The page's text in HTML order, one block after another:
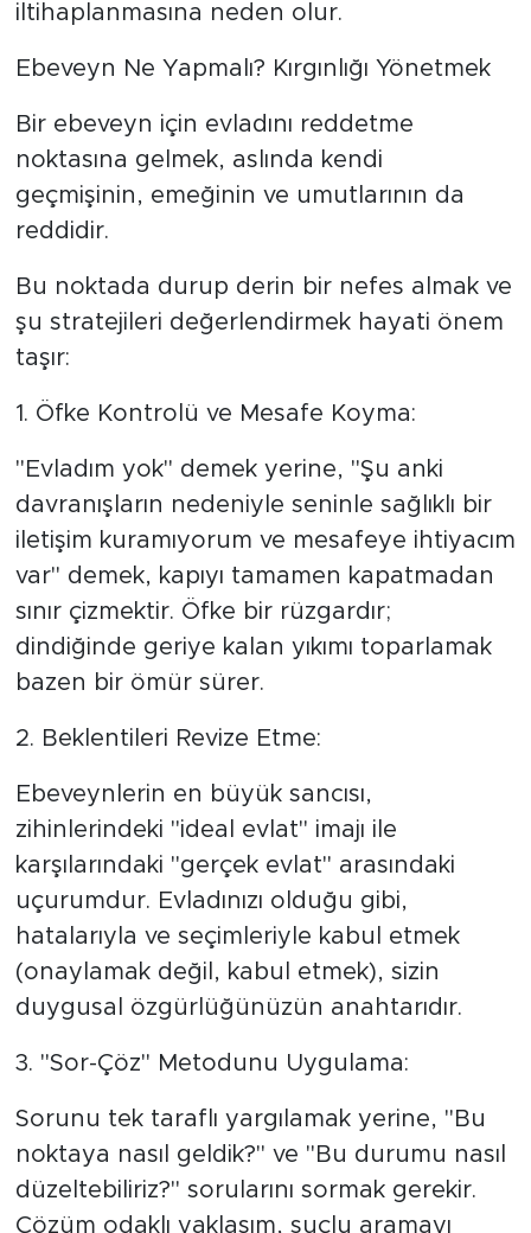
iltihaplanmasına neden olur.
​Ebeveyn Ne Yapmalı? Kırgınlığı Yönetmek
​Bir ebeveyn için evladını reddetme
noktasına gelmek, aslında kendi
geçmişinin, emeğinin ve umutlarının da
reddidir.
Bu noktada durup derin bir nefes almak ve
şu stratejileri değerlendirmek hayati önem
taşır:
​1. Öfke Kontrolü ve Mesafe Koyma:
"Evladım yok" demek yerine, "Şu anki
davranışların nedeniyle seninle sağlıklı bir
iletişim kuramıyorum ve mesafeye ihtiyacım
var" demek, kapıyı tamamen kapatmadan
sınır çizmektir. Öfke bir rüzgardır;
dindiğinde geriye kalan yıkımı toparlamak
bazen bir ömür sürer.
​2. Beklentileri Revize Etme:
Ebeveynlerin en büyük sancısı,
zihinlerindeki "ideal evlat" imajı ile
karşılarındaki "gerçek evlat" arasındaki
uçurumdur. Evladınızı olduğu gibi,
hatalarıyla ve seçimleriyle kabul etmek
(onaylamak değil, kabul etmek), sizin
duygusal özgürlüğünüzün anahtarıdır.
​3. "Sor-Çöz" Metodunu Uygulama:
Sorunu tek taraflı yargılamak yerine, "Bu
noktaya nasıl geldik?" ve "Bu durumu nasıl
düzeltebiliriz?" sorularını sormak gerekir.
Çözüm odaklı yaklaşım, suçlu aramayı